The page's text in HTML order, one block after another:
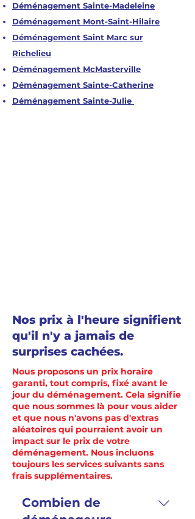
Déménagement Sainte-Madeleine
Déménagement Mont-Saint-Hilaire
Déménagement Saint Marc sur
Richelieu
Déménagement McMasterville
Déménagement Sainte-Catherine
Déménagement Sainte-Julie
Nos prix à l'heure signifient
qu'il n'y a jamais de
surprises cachées.
Nous proposons un prix horaire
garanti, tout compris, fixé avant le
jour du déménagement. Cela signifie
que nous sommes là pour vous aider
et que nous n'avons pas d'extras
aléatoires qui pourraient avoir un
impact sur le prix de votre
déménagement. Nous incluons
toujours les services suivants sans
frais supplémentaires.
Combien de